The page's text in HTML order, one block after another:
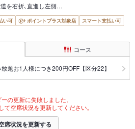
を右折､直進し左側…
い可 ポイントプラス対象店
スマート支払い可
コース
題お1人様につき200円OFF【区分22】
の更新に失敗しました。
て空席状況を更新してください。
席状況を更新する